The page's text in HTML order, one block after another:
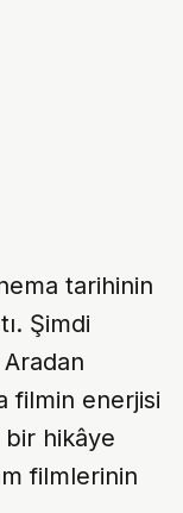
tarihinin
Şimdi
filmin enerjisi
hikâye
filmlerinin